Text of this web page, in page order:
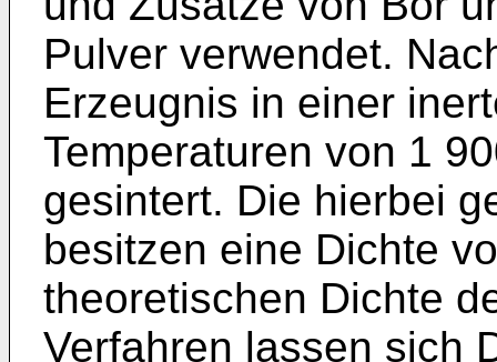
Pulver verwendet.
Erzeugnis in einer
Temperaturen von 1
gesintert. Die hierbei
besitzen eine Dichte
theoretischen Dichte
Verfahren lassen sich